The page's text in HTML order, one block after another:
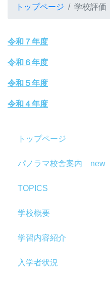
トップページ 学校評価
トップページ
パノラマ校舎案内 new
TOPICS
学校概要
学習内容紹介
入学者状況
令和７年度
令和６年度
令和５年度
令和４年度